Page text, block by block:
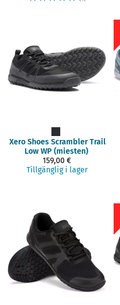
Xero Shoes Scrambler Trail
Low WP (miesten)
159,00 €
Tillgänglig i lager